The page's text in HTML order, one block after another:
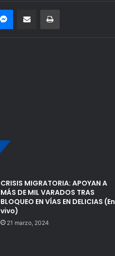
Messenger
Share via Email Print
CRISIS MIGRATORIA: APOYAN A
MÁS DE MIL VARADOS TRAS
BLOQUEO EN VÍAS EN DELICIAS (En
vivo)
21 marzo, 2024